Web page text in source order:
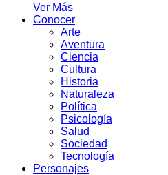
Ver Más
Conocer
Arte
Aventura
Ciencia
Cultura
Historia
Naturaleza
Política
Psicología
Salud
Sociedad
Tecnología
Personajes